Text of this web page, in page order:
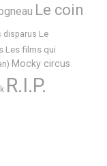
Le coin
disparus Le
Les films qui
Mocky circus
R.I.P.